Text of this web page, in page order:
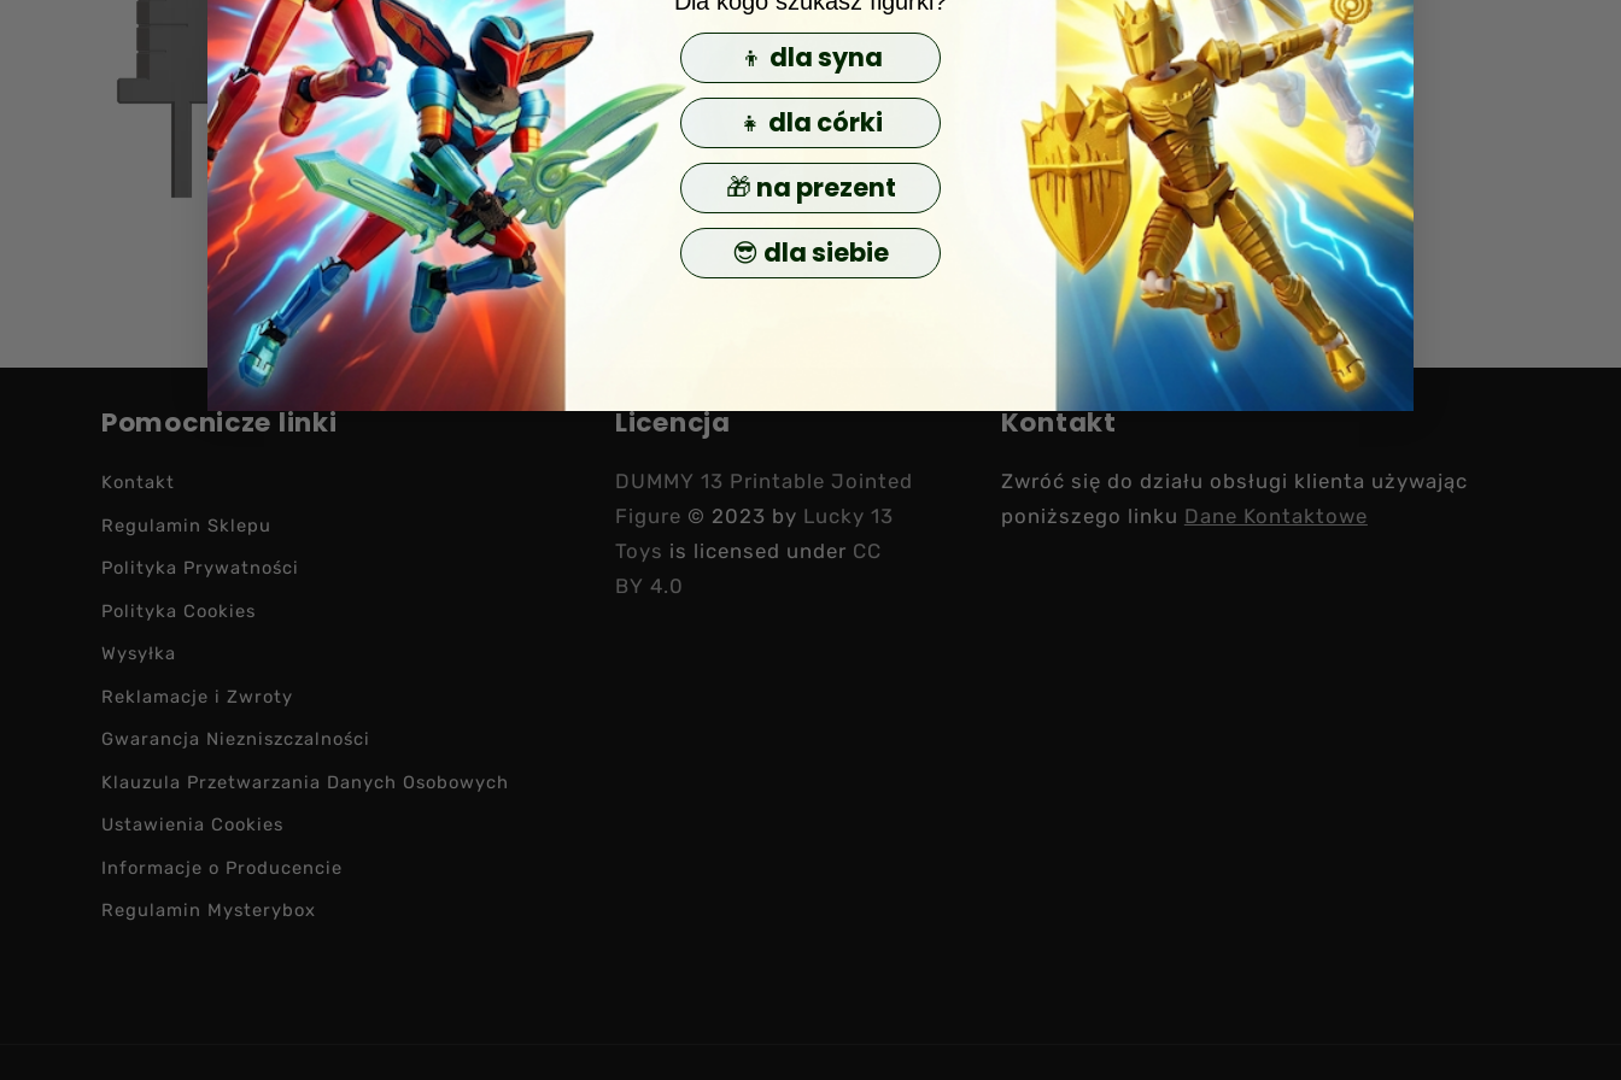
Pomocnicze linki
Kontakt
Regulamin Sklepu
Polityka Prywatności
Polityka Cookies
Wysyłka
Reklamacje i Zwroty
Gwarancja Niezniszczalności
Klauzula Przetwarzania Danych Osobowych
Ustawienia Cookies
Informacje o Producencie
Regulamin Mysterybox
Licencja
DUMMY 13 Printable Jointed
Figure © 2023 by Lucky 13
Toys is licensed under CC
BY 4.0
Kontakt
Zwróć się do działu obsługi klienta używając
poniższego linku Dane Kontaktowe
👦 dla syna
👧 dla córki
🎁 na prezent
😎 dla siebie